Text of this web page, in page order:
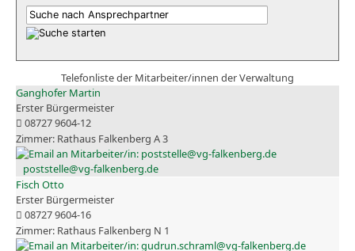
Telefonliste der Mitarbeiter/innen der Verwaltung
Ganghofer Martin
Erster Bürgermeister
08727 9604-12
Rathaus Falkenberg A 3
poststelle@vg-falkenberg.de
Fisch Otto
Erster Bürgermeister
08727 9604-16
Rathaus Falkenberg N 1